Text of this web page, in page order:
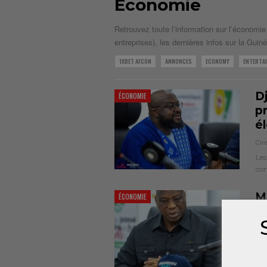
Économie
Retrouvez toute l’information sur
entreprises), les dernières infos sur la
1XBET AFCON ANNONCES ECONOMY
ÉCONOMIE
ÉCONOMIE